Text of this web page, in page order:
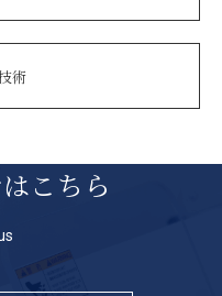
術
こちら